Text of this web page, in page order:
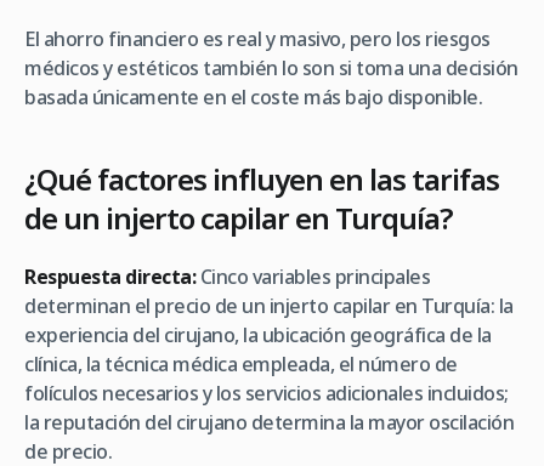
El ahorro financiero es real y masivo, pero los riesgos
médicos y estéticos también lo son si toma una decisión
basada únicamente en el coste más bajo disponible.
¿Qué factores influyen en las tarifas
de un injerto capilar en Turquía?
Respuesta directa:Cinco variables principales
determinan el precio de un injerto capilar en Turquía: la
experiencia del cirujano, la ubicación geográfica de la
clínica, la técnica médica empleada, el número de
folículos necesarios y los servicios adicionales incluidos;
la reputación del cirujano determina la mayor oscilación
de precio.